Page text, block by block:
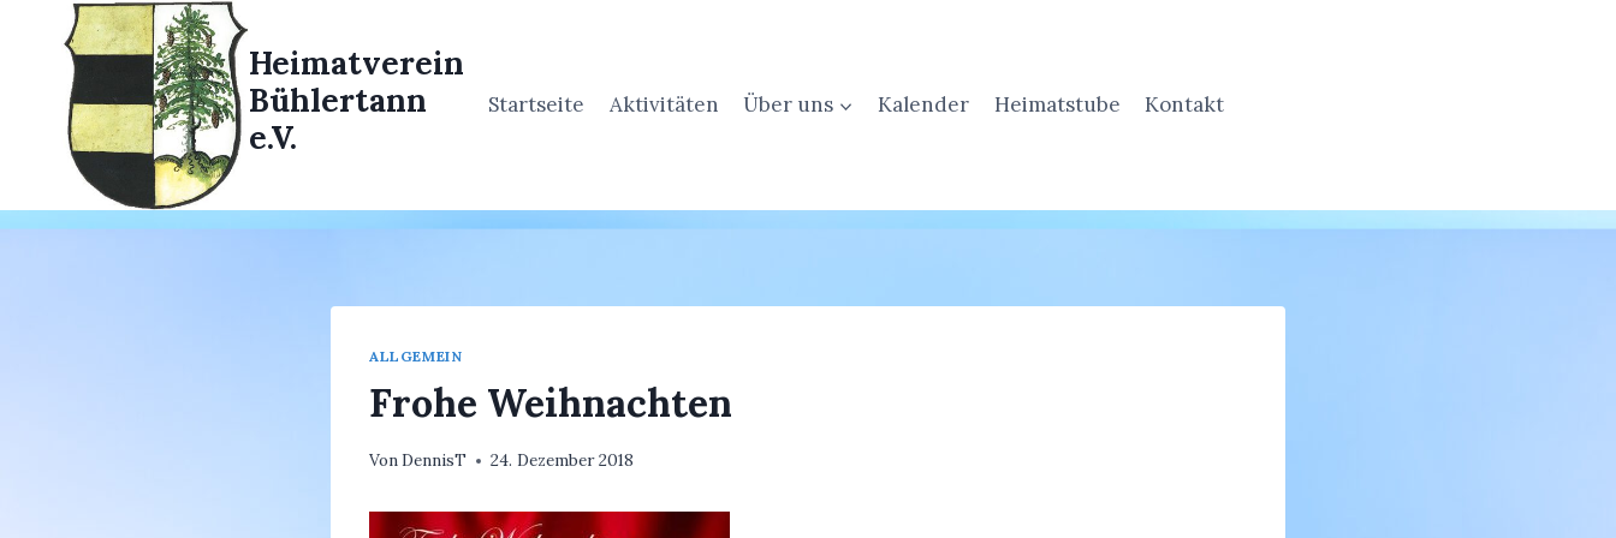
springen
Heimatverein
Bühlertann
e.V.
Startseite Aktivitäten Über uns Kalender Heimatstube Kontakt
ALLGEMEIN
Frohe Weihnachten
VonDennisT 24. Dezember 2018